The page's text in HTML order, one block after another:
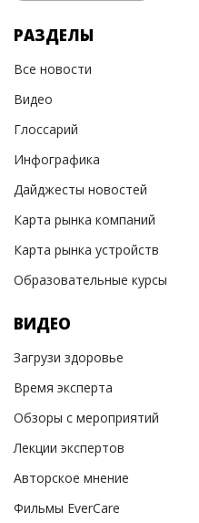
РАЗДЕЛЫ
Все новости
Видео
Глоссарий
Инфографика
Дайджесты новостей
Карта рынка компаний
Карта рынка устройств
Образовательные курсы
ВИДЕО
Загрузи здоровье
Время эксперта
Обзоры с мероприятий
Лекции экспертов
Авторское мнение
Фильмы EverCare